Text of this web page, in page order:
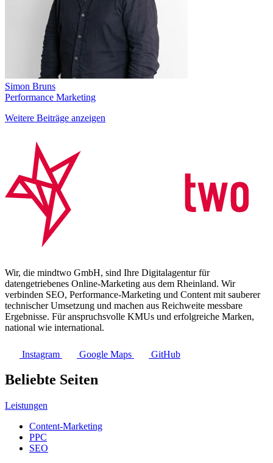
Simon Bruns
Performance Marketing
Weitere Beiträge anzeigen
Wir, die mindtwo GmbH, sind Ihre Digitalagentur für
datengetriebenes Online-Marketing aus dem Rheinland. Wir
verbinden SEO, Performance-Marketing und Content mit sauberer
technischer Umsetzung und machen aus Reichweite messbare
Ergebnisse. Für anspruchsvolle KMUs und erfolgreiche Marken,
national wie international.
Instagram Google Maps GitHub
Beliebte Seiten
Leistungen
Content-Marketing
PPC
SEO